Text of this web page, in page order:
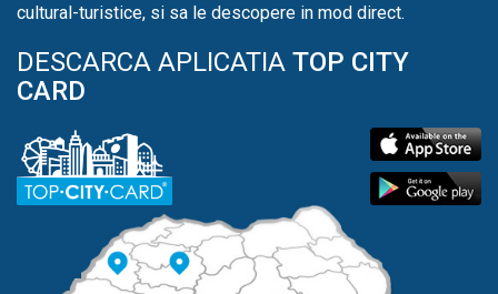
cultural-turistice, si sa le descopere in mod direct.
DESCARCA APLICATIA TOP CITY
CARD